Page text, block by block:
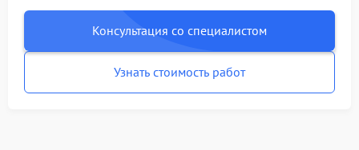
Консультация со специалистом
Узнать стоимость работ